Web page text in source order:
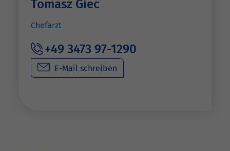
Tomasz Giec
Chefarzt
+49 3473 97-1290
E-Mail schreiben